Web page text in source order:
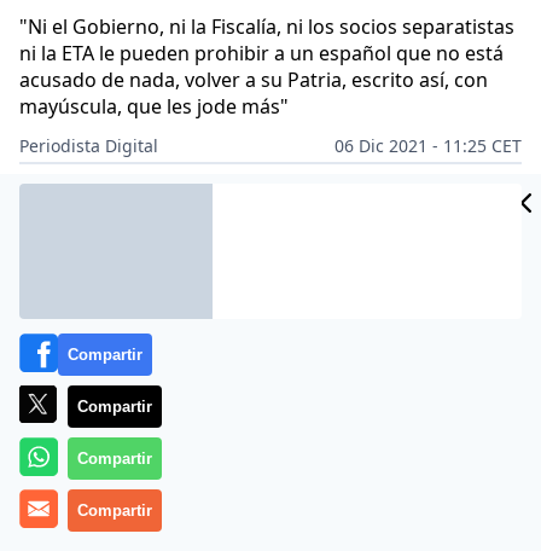
"Ni el Gobierno, ni la Fiscalía, ni los socios separatistas
ni la ETA le pueden prohibir a un español que no está
acusado de nada, volver a su Patria, escrito así, con
mayúscula, que les jode más"
Periodista Digital
06 Dic 2021 - 11:25 CET
Archivado en: CASA REAL
Compartir
Compartir
Compartir
Compartir